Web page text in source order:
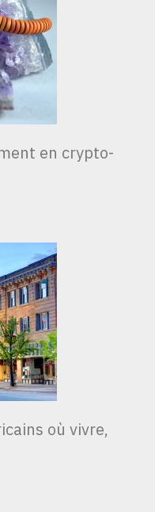
en crypto-
où vivre,